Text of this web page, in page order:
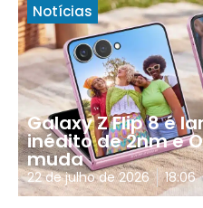
Notícias
Galaxy Z Flip 8 é
inédito de 2nm e
muda
22 de julho de 2026 18:06